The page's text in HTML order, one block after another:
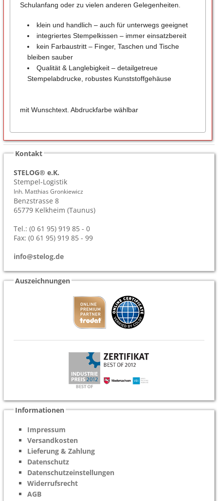
Schulanfang oder zu vielen anderen Gelegenheiten.
klein und handlich – auch für unterwegs geeignet
integriertes Stempelkissen – immer einsatzbereit
kein Farbaustritt – Finger, Taschen und Tische
bleiben sauber
Qualität & Langlebigkeit – detailgetreue
Stempelabdrucke, robustes Kunststoffgehäuse
mit Wunschtext. Abdruckfarbe wählbar
Kontakt
STELOG® e.K.
Stempel-Logistik
Inh. Matthias Gronkiewicz
Benzstrasse 8
65779 Kelkheim (Taunus)
Tel.: (0 61 95) 919 85 - 0
Fax: (0 61 95) 919 85 - 99
info@stelog.de
Auszeichnungen
Informationen
Impressum
Versandkosten
Lieferung & Zahlung
Datenschutz
Datenschutzeinstellungen
Widerrufsrecht
AGB